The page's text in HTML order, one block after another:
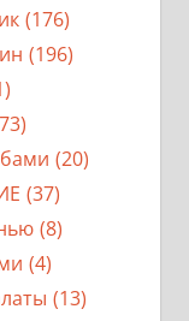
(176)
(196)
(20)
(37)
(8)
(4)
(13)